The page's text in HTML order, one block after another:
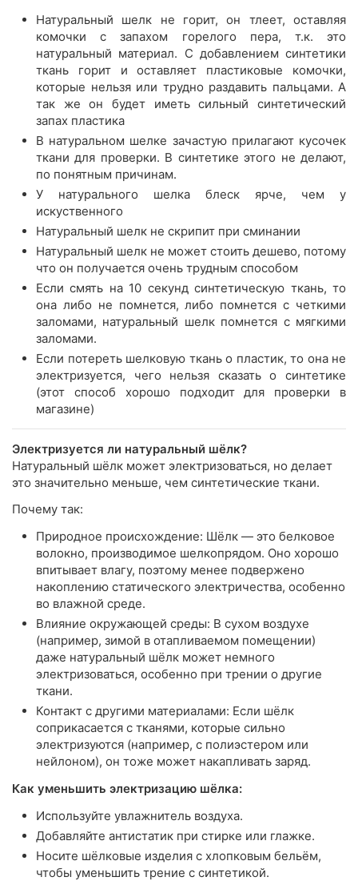
Натуральный шелк не горит, он тлеет, оставляя
комочки с запахом горелого пера, т.к. это
натуральный материал. С добавлением синтетики
ткань горит и оставляет пластиковые комочки,
которые нельзя или трудно раздавить пальцами. А
так же он будет иметь сильный синтетический
запах пластика
В натуральном шелке зачастую прилагают кусочек
ткани для проверки. В синтетике этого не делают,
по понятным причинам.
У натурального шелка блеск ярче, чем у
искуственного
Натуральный шелк не скрипит при сминании
Натуральный шелк не может стоить дешево, потому
что он получается очень трудным способом
Если смять на 10 секунд синтетическую ткань, то
она либо не помнется, либо помнется с четкими
заломами, натуральный шелк помнется с мягкими
заломами.
Если потереть шелковую ткань о пластик, то она не
электризуется, чего нельзя сказать о синтетике
(этот способ хорошо подходит для проверки в
магазине)
Электризуется ли натуральный шёлк?
Натуральный шёлк может электризоваться, но делает
это значительно меньше, чем синтетические ткани.
Почему так:
Природное происхождение: Шёлк — это белковое
волокно, производимое шелкопрядом. Оно хорошо
впитывает влагу, поэтому менее подвержено
накоплению статического электричества, особенно
во влажной среде.
Влияние окружающей среды: В сухом воздухе
(например, зимой в отапливаемом помещении)
даже натуральный шёлк может немного
электризоваться, особенно при трении о другие
ткани.
Контакт с другими материалами: Если шёлк
соприкасается с тканями, которые сильно
электризуются (например, с полиэстером или
нейлоном), он тоже может накапливать заряд.
Как уменьшить электризацию шёлка:
Используйте увлажнитель воздуха.
Добавляйте антистатик при стирке или глажке.
Носите шёлковые изделия с хлопковым бельём,
чтобы уменьшить трение с синтетикой.